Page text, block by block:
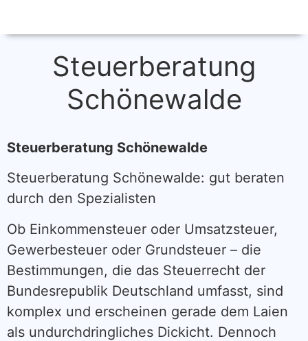
Steuerberatung
Schönewalde
Steuerberatung Schönewalde
Steuerberatung Schönewalde: gut beraten
durch den Spezialisten
Ob Einkommensteuer oder Umsatzsteuer,
Gewerbesteuer oder Grundsteuer – die
Bestimmungen, die das Steuerrecht der
Bundesrepublik Deutschland umfasst, sind
komplex und erscheinen gerade dem Laien
als undurchdringliches Dickicht. Dennoch